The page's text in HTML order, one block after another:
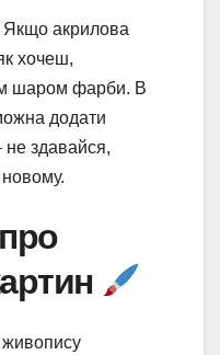
акрилова
хочеш,
шаром фарби. В
додати
здавайся,